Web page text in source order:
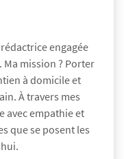
engagée
Ma mission ? Porter
à domicile et
À travers mes
avec empathie et
que se posent les